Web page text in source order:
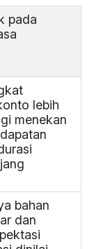
pada
lebih
menekan
bahan
dan